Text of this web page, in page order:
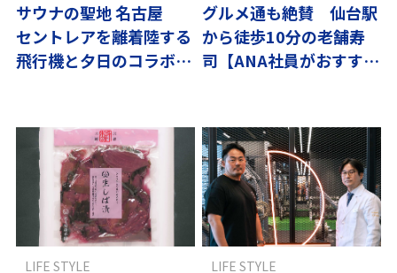
サウナの聖地 名古屋
セントレアを離着陸する
飛行機と夕日のコラボが
グルメ通も絶賛 仙台駅
から徒歩10分の老舗寿
司【ANA社員がおすすめ
LIFE STYLE LIFE STYLE